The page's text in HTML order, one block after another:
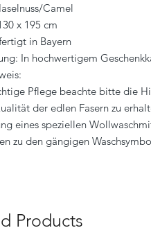
Camel
x 195 cm
in Bayern
In hochwertigem
Pflege beachte bitte die
der edlen Fasern zu
eines speziellen
zu den gängigen
Products